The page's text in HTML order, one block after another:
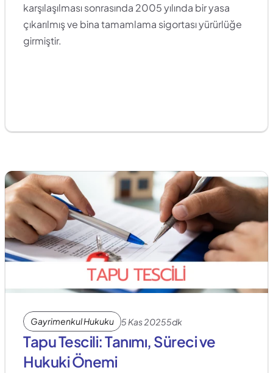
karşılaşılması sonrasında 2005 yılında bir yasa
çıkarılmış ve bina tamamlama sigortası yürürlüğe
girmiştir.
Gayrimenkul Hukuku 5 Kas 20255dk
Tapu Tescili: Tanımı, Süreci ve
Hukuki Önemi